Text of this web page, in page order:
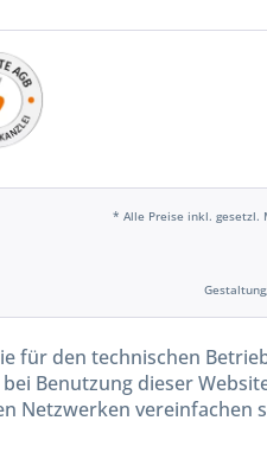
* Alle Preise inkl. gesetzl.
für den technischen
Benutzung dieser
Netzwerken